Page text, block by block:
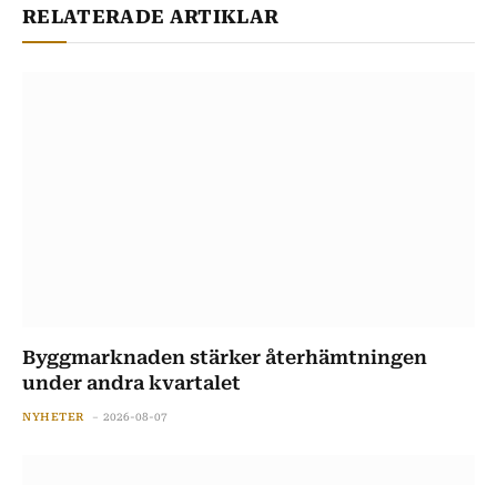
RELATERADE ARTIKLAR
Byggmarknaden stärker återhämtningen
under andra kvartalet
NYHETER 2026-08-07